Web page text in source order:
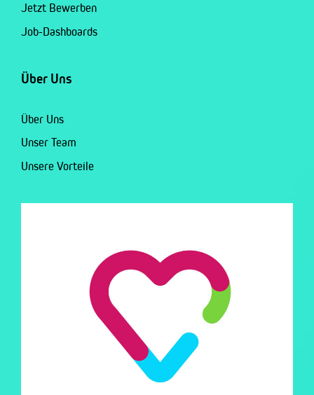
Jetzt Bewerben
Job-Dashboards
Über Uns
Über Uns
Unser Team
Unsere Vorteile